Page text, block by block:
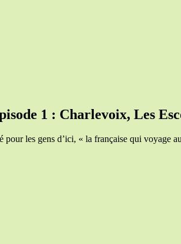
1 : Charlevoix, Les
les gens d’ici, « la française qui voyage